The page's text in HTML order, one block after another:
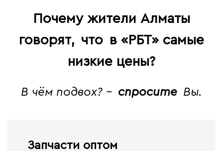
Почему жители Алматы
говорят, что в «РБТ» самые
низкие цены?
В чём подвох? - спросите Вы.
Запчасти оптом